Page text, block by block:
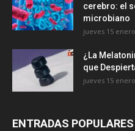
cerebro: el
microbiano
jueves 15
¿La
que
jueves 15
ENTRADAS POPULARES